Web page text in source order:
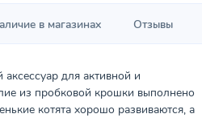
в магазинах Отзывы
для активной и
из пробковой крошки выполнено
котята хорошо развиваются, а